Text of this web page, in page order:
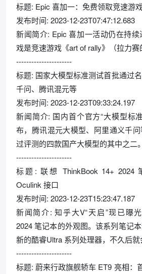
标题: Epic 喜加一：免费领取竞速游
发布时间: 2023-12-23T07:47:12.683
新闻简介: Epic 喜加一活动仍在持
戏是竞速游戏《art of rally》（拉力赛
----------------------
标题: 国家大模型标准测试首批通过
千问、腾讯混元等
发布时间: 2023-12-23T09:33:24.197
新闻简介: 国内首个官方“大模型标
布，腾讯混元大模型、阿里通义千
过评测的四款国产大模型的其中之二。
----------------------
标题: 联想 ThinkBook 14+ 2024
Oculink 接口
发布时间: 2023-12-23T15:23:47.187
新闻简介: 知乎大V“天启”现已曝
2024 笔记本的外观图。该系列笔记
新的酷睿Ultra 系列处理器，不久后就
----------------------
标题: 蔚来行政旗舰轿车 ET9 亮相：